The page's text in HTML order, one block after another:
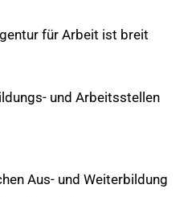
für Arbeit ist breit
und Arbeitsstellen
Aus- und Weiterbildung